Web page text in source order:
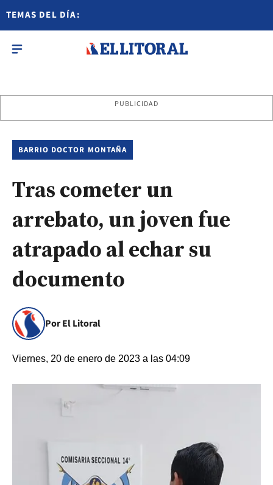
TEMAS DEL DÍA:
PUBLICIDAD
BARRIO DOCTOR MONTAÑA
Tras cometer un
arrebato, un joven fue
atrapado al echar su
documento
Por El Litoral
Viernes, 20 de enero de 2023 a las 04:09